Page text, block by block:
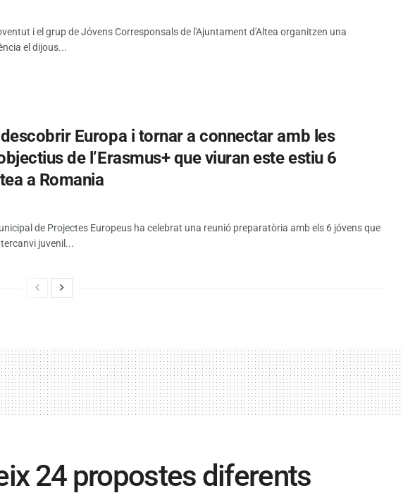
i el grup de Jóvens Corresponsals de l'Ajuntament d'Altea organitzen una
el dijous...
Europa i tornar a connectar amb les
de l’Erasmus+ que viuran este estiu 6
a Romania
de Projectes Europeus ha celebrat una reunió preparatòria amb els 6 jóvens que
juvenil...
24 propostes diferents